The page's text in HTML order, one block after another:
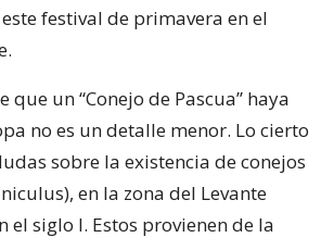
festival de primavera en el
que un “Conejo de Pascua” haya
no es un detalle menor. Lo cierto
sobre la existencia de conejos
en la zona del Levante
el siglo I. Estos provienen de la